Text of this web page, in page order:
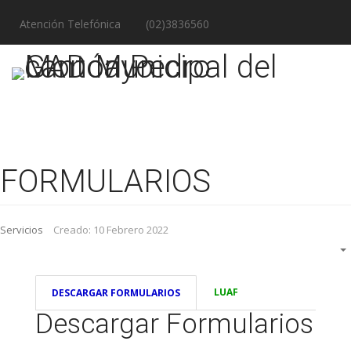
Atención Telefónica (02)3836560
FORMULARIOS
Servicios Creado: 10 Febrero 2022
DESCARGAR FORMULARIOS LUAF
Descargar Formularios